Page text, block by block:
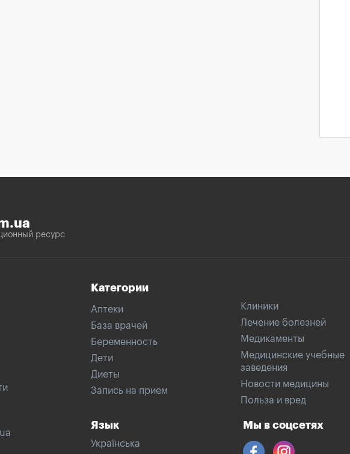
ресурс
Категории
Аптеки
База врачей
Беременность
Дети
Диеты
Запись на прием
Клиники
Лечение болезней
Медикаменты
Медицинские учебные
заведения
Новости медицины
Польза и вред
Язык
Українська
Мы в соцсетях